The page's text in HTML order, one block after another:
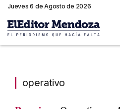
Jueves 6 de Agosto de 2026
operativo